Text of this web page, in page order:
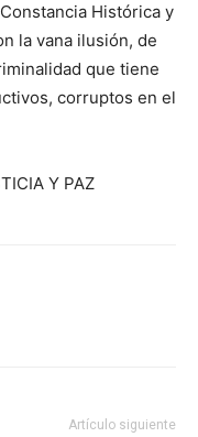
Histórica y
la vana ilusión, de
que tiene
corruptos en el
Y PAZ
Artículo siguiente